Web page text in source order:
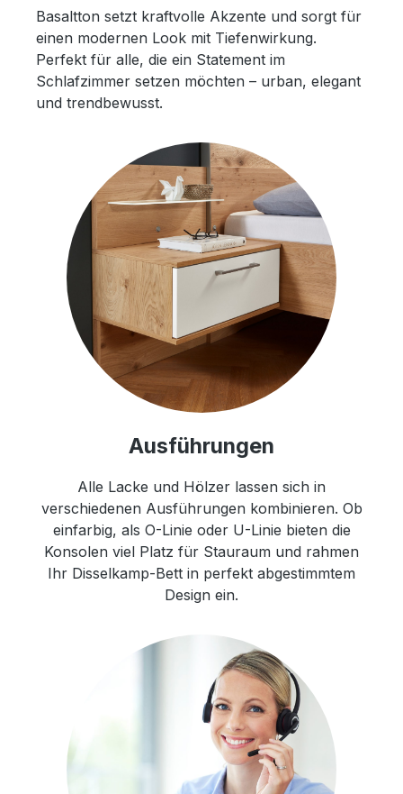
Basaltton setzt kraftvolle Akzente und sorgt für
einen modernen Look mit Tiefenwirkung.
Perfekt für alle, die ein Statement im
Schlafzimmer setzen möchten – urban, elegant
und trendbewusst.
Ausführungen
Alle Lacke und Hölzer lassen sich in
verschiedenen Ausführungen kombinieren. Ob
einfarbig, als O-Linie oder U-Linie bieten die
Konsolen viel Platz für Stauraum und rahmen
Ihr Disselkamp-Bett in perfekt abgestimmtem
Design ein.